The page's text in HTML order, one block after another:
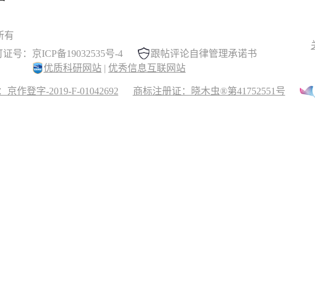
有
号：京ICP备19032535号-4
跟帖评论自律管理承诺书
优质科研网站 | 优秀信息互联网站
京作登字-2019-F-01042692 商标注册证：晓木虫®第41752551号